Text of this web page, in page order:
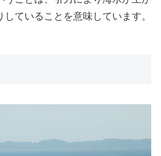
ていることを意味しています。